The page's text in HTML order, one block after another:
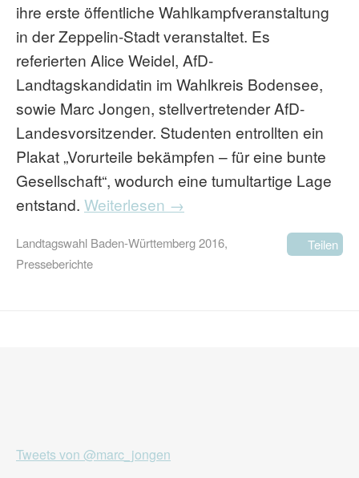
ihre erste öffentliche Wahlkampfveranstaltung
in der Zeppelin-Stadt veranstaltet. Es
referierten Alice Weidel, AfD-
Landtagskandidatin im Wahlkreis Bodensee,
sowie Marc Jongen, stellvertretender AfD-
Landesvorsitzender. Studenten entrollten ein
Plakat „Vorurteile bekämpfen – für eine bunte
Gesellschaft“, wodurch eine tumultartige Lage
entstand. Weiterlesen →
Landtagswahl Baden-Württemberg 2016,
Presseberichte
Teilen
Tweets von @marc_jongen